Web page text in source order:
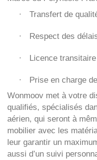
· Transfert de
· Respect des
· Licence transitaire
·
Prise en charge
Wonmoov met à votre
qualifiés, spécialisés
aérien, qui seront à
mobilier avec les
leur garantir un
aussi d’un suivi